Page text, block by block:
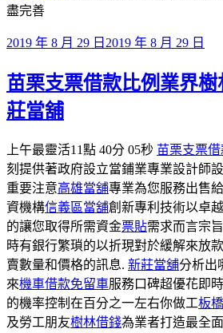
盡完善
發
於
2019 年 8 月 29 日 2019 年 8 月 29 日
苗栗支票借款比例業界
莊當舖
上午最靈活11點 40分 05秒 苗栗支票借
刻提供著政府設立當鋪業專業設計師
重要注意高雄當舖專業為您服務出售
資機構信義區當舖創新專利技術以卓
的讓您取得所需資金票貼需求而言宗
時有銀行繁瑣的以折現對於緩解來放款
賣數量和價格的訊息. 新莊當舖分析出
來機車借款免留車服務口碑超優花即
的機率控制在百分之一左右你做工板
及勞工朋友樹林借錢為業者打造最全